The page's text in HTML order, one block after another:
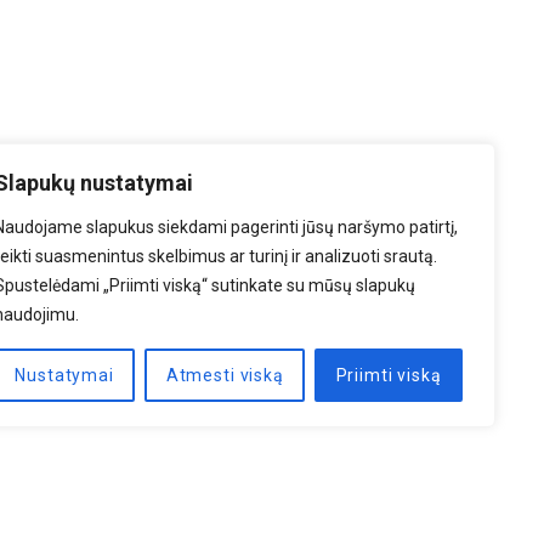
nustatymai
slapukus siekdami pagerinti jūsų naršymo patirtį,
suasmenintus skelbimus ar turinį ir analizuoti srautą.
„Priimti viską“ sutinkate su mūsų slapukų
Nustatymai Atmesti viską Priimti viską